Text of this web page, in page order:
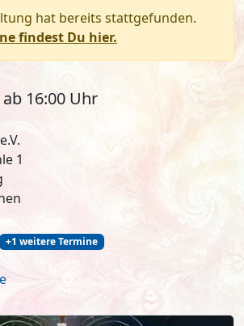
hat bereits stattgefunden.
findest Du hier.
16:00 Uhr
1
+1 weitere Termine